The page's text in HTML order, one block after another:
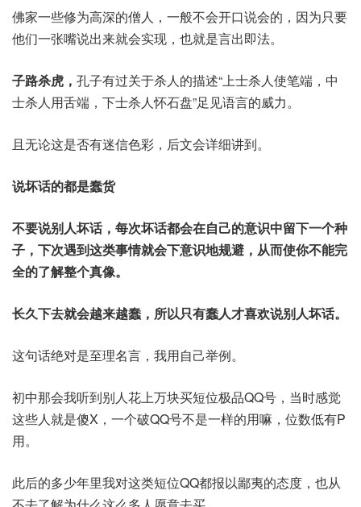
佛家一些修为高深的僧人，一般不会开口说会的，因为只要
他们一张嘴说出来就会实现，也就是言出即法。
子路杀虎， 孔子有过关于杀人的描述“上士杀人使笔端，中
士杀人用舌端，下士杀人怀石盘”足见语言的威力。
且无论这是否有迷信色彩，后文会详细讲到。
说坏话的都是蠢货
不要说别人坏话，每次坏话都会在自己的意识中留下一个种
子，下次遇到这类事情就会下意识地规避，从而使你不能完
全的了解整个真像。
长久下去就会越来越蠢，所以只有蠢人才喜欢说别人坏话。
这句话绝对是至理名言，我用自己举例。
初中那会我听到别人花上万块买短位极品QQ号，当时感觉
这些人就是傻X，一个破QQ号不是一样的用嘛，位数低有P
用。
此后的多少年里我对这类短位QQ都报以鄙夷的态度，也从